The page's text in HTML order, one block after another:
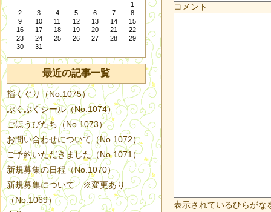
コメント
表示されているひらがな
1
2
3 4 5 6 7
8
9
10 11 12 13 14
15
16
17 18 19 20 21
22
23
24 25 26 27 28
29
30
31
最近の記事一覧
指くぐり（No.1075）
ぷくぷくシール（No.1074）
ごほうびたち（No.1073）
お問い合わせについて（No.1072）
ご予約いただきました（No.1071）
新規募集の日程（No.1070）
新規募集について ※変更あり
（No.1069）